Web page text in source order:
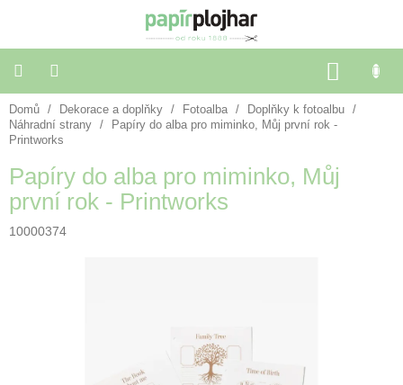
KOŠÍK
Balení
dárků
Dekorace
doplňky
Domů / Dekorace a doplňky / Fotoalba / Doplňky k fotoalbu
/
Náhradní strany
/
Papíry do alba pro miminko, Můj první rok -
Printworks
Papíry do alba pro miminko, Můj
první rok - Printworks
10000374